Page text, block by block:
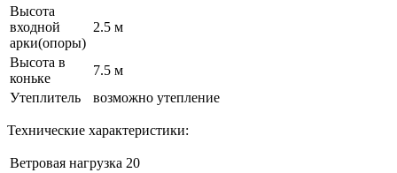
Высота
входной
арки(опоры)
2.5 м
Высота в
коньке
7.5 м
Утеплитель
возможно утепление
Технические характеристики:
Ветровая нагрузка 20